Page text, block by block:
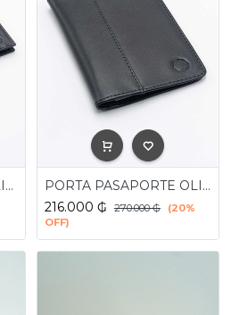
PORTA CHEQUERA OLIMPIA THE BLACK COW
PORTA PASAPORTE OLIMPIA THE BLACK COW
216.000 ₲ 270.000₲
(20%
OFF)